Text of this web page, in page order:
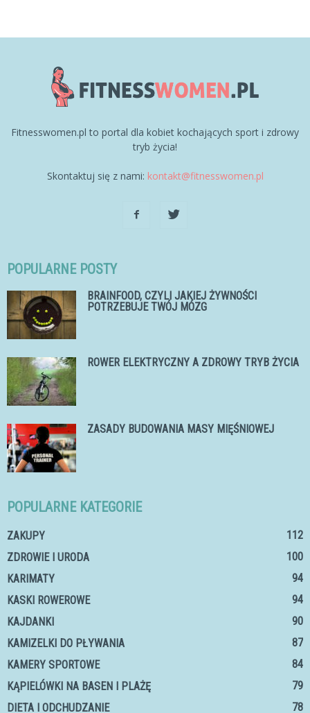
Fitnesswomen.pl to portal dla kobiet kochających sport i zdrowy
tryb życia!
Skontaktuj się z nami: kontakt@fitnesswomen.pl
POPULARNE POSTY
BRAINFOOD, CZYLI JAKIEJ ŻYWNOŚCI
POTRZEBUJE TWÓJ MÓZG
ROWER ELEKTRYCZNY A ZDROWY TRYB ŻYCIA
ZASADY BUDOWANIA MASY MIĘŚNIOWEJ
POPULARNE KATEGORIE
ZAKUPY
112
ZDROWIE I URODA
100
KARIMATY
94
KASKI ROWEROWE
94
KAJDANKI
90
KAMIZELKI DO PŁYWANIA
87
KAMERY SPORTOWE
84
KĄPIELÓWKI NA BASEN I PLAŻĘ
79
DIETA I ODCHUDZANIE
78